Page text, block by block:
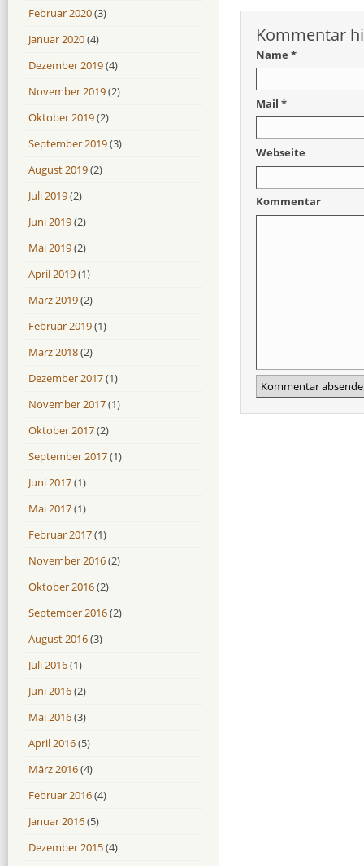
Kommentar
Name *
Mail *
Webseite
Kommentar
Februar 2020(3)
Januar 2020(4)
Dezember 2019(4)
November 2019(2)
Oktober 2019(2)
September 2019(3)
August 2019(2)
Juli 2019(2)
Juni 2019(2)
Mai 2019(2)
April 2019(1)
März 2019(2)
Februar 2019(1)
März 2018(2)
Dezember 2017(1)
November 2017(1)
Oktober 2017(2)
September 2017(1)
Juni 2017(1)
Mai 2017(1)
Februar 2017(1)
November 2016(2)
Oktober 2016(2)
September 2016(2)
August 2016(3)
Juli 2016(1)
Juni 2016(2)
Mai 2016(3)
April 2016(5)
März 2016(4)
Februar 2016(4)
Januar 2016(5)
Dezember 2015(4)